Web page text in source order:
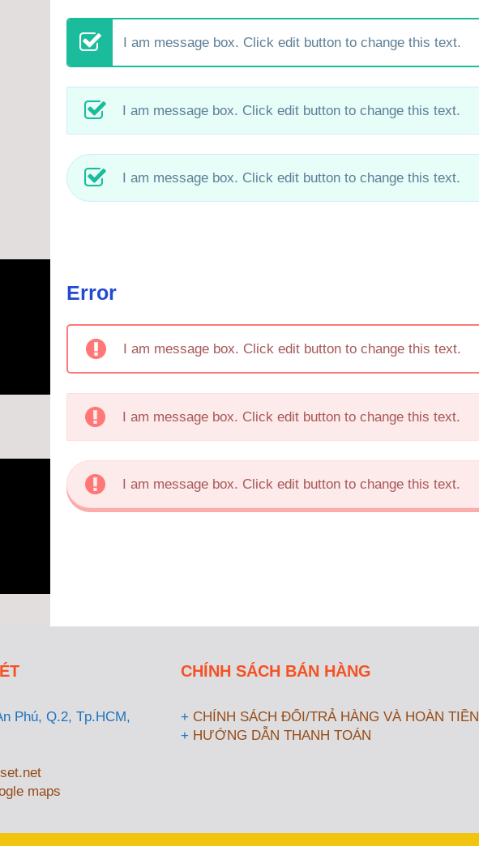
I am message box. Click edit button to change this text.
I am message box. Click edit button to change this text.
I am message box. Click edit button to change this text.
Error
I am message box. Click edit button to change this text.
I am message box. Click edit button to change this text.
I am message box. Click edit button to change this text.
Phú, Q.2, Tp.HCM,
maps
CHÍNH SÁCH BÁN HÀNG
+ CHÍNH SÁCH ĐỔI/TRẢ HÀNG VÀ HOÀN TIỀN
+ HƯỚNG DẪN THANH TOÁN